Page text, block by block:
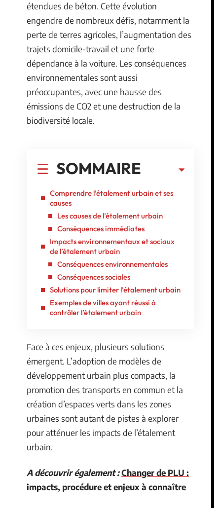
étendues de béton. Cette évolution
engendre de nombreux défis, notamment la
perte de terres agricoles, l’augmentation des
trajets domicile-travail et une forte
dépendance à la voiture. Les conséquences
environnementales sont aussi
préoccupantes, avec une hausse des
émissions de CO2 et une destruction de la
biodiversité locale.
SOMMAIRE
Comprendre l’étalement urbain et ses
causes
Les causes de l’étalement urbain
Conséquences immédiates
Impacts environnementaux et sociaux
de l’étalement urbain
Conséquences environnementales
Conséquences sociales
Solutions pour limiter l’étalement urbain
Exemples de villes ayant réussi à
contrôler l’étalement urbain
Face à ces enjeux, plusieurs solutions
émergent. L’adoption de modèles de
développement urbain plus compacts, la
promotion des transports en commun et la
création d’espaces verts dans les zones
urbaines sont autant de pistes à explorer
pour atténuer les impacts de l’étalement
urbain.
A découvrir également :Changer de PLU :
impacts, procédure et enjeux à connaître